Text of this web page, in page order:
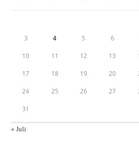
3 4 5 6
10 11 12 13
17 18 19 20
24 25 26 27
31
« Juli